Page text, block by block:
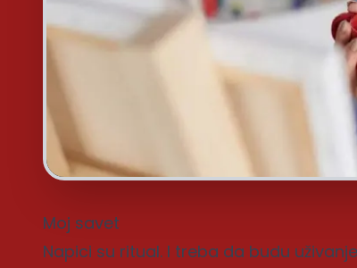
Moj savet
Napici su ritual. I treba da budu